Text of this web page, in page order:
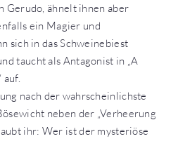
Gerudo, ähnelt ihnen aber
ein Magier und
sich in das Schweinebiest
taucht als Antagonist in „A
nach der wahrscheinlichste
neben der „Verheerung
ihr: Wer ist der mysteriöse